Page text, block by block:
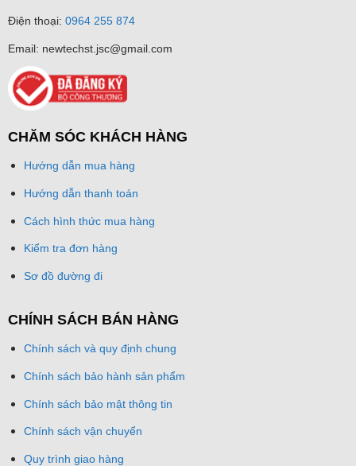
Điện thoại: 0964 255 874
Email: newtechst.jsc@gmail.com
CHĂM SÓC KHÁCH HÀNG
Hướng dẫn mua hàng
Hướng dẫn thanh toán
Cách hình thức mua hàng
Kiểm tra đơn hàng
Sơ đồ đường đi
CHÍNH SÁCH BÁN HÀNG
Chính sách và quy định chung
Chính sách bảo hành sản phẩm
Chính sách bảo mật thông tin
Chính sách vận chuyển
Quy trình giao hàng